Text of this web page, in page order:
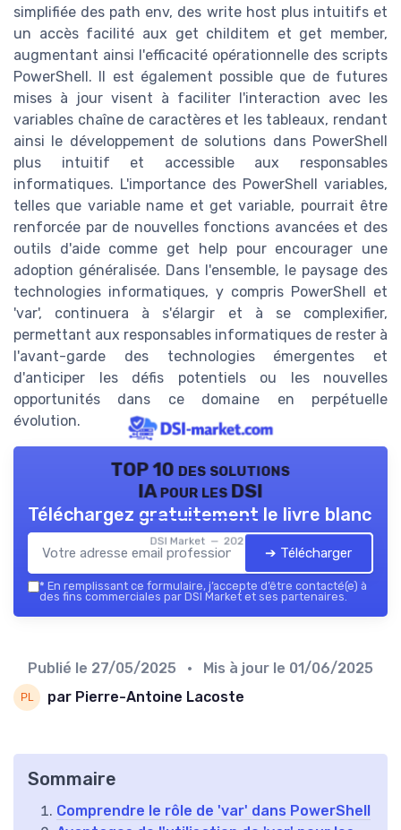
simplifiée des path env, des write host plus intuitifs et
un accès facilité aux get childitem et get member,
augmentant ainsi l'efficacité opérationnelle des scripts
PowerShell. Il est également possible que de futures
mises à jour visent à faciliter l'interaction avec les
variables chaîne de caractères et les tableaux, rendant
ainsi le développement de solutions dans PowerShell
plus intuitif et accessible aux responsables
informatiques. L'importance des PowerShell variables,
telles que variable name et get variable, pourrait être
renforcée par de nouvelles fonctions avancées et des
outils d'aide comme get help pour encourager une
adoption généralisée. Dans l'ensemble, le paysage des
technologies informatiques, y compris PowerShell et
'var', continuera à s'élargir et à se complexifier,
permettant aux responsables informatiques de rester à
l'avant-garde des technologies émergentes et
d'anticiper les défis potentiels ou les nouvelles
opportunités dans ce domaine en perpétuelle
évolution.
TOP 10 des solutions
IA pour les DSI
DSI Market — 2026
Téléchargez gratuitement le livre blanc
➔ Télécharger
* En remplissant ce formulaire, j’accepte d’être contacté(e) à
des fins commerciales par DSI Market et ses partenaires.
Publié le 27/05/2025 • Mis à jour le 01/06/2025
par Pierre-Antoine Lacoste
Sommaire
Comprendre le rôle de 'var' dans PowerShell